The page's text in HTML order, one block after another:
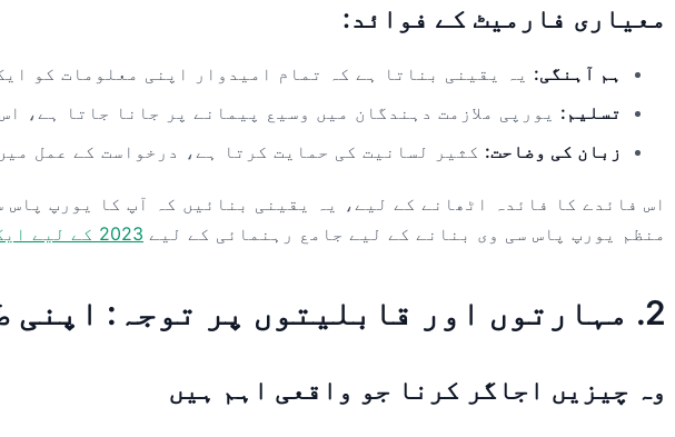
معیاری فارمیٹ کے فوائد:
ہم آہنگی: یہ یقینی بناتا ہے کہ تمام امیدوار اپنی معلومات کو
تسلیم: یورپی ملازمت دہندگان میں وسیع پیمانے پر جانا جاتا ہے،
زبان کی وضاحت: کثیر لسانیت کی حمایت کرتا ہے، درخواست کے عمل
اس فائدے کا فائدہ اٹھانے کے لیے، یہ یقینی بنائیں کہ آپ کا یورپ
منظم یورپ پاس سی وی بنانے کے لیے جامع رہنمائی کے لیے 2023 کے لیے ایک دلکش یورپ پاس سی وی تیار کرنا: کامیابی کے لیے نکات
2. مہارتوں اور قابلیتوں پر توجہ: اپنی طاقتوں کو اجاگر کرنا
وہ چیزیں اجاگر کرنا جو واقعی اہم ہیں